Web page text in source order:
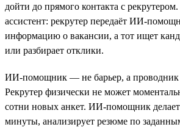
дойти до прямого контакта с
ассистент: рекрутер передаёт ИИ-
информацию о вакансии, а тот ищет
или разбирает отклики.
ИИ-помощник — не барьер, а проводник
Рекрутер физически не может
сотни новых анкет. ИИ-помощник делает
минуты, анализирует резюме по